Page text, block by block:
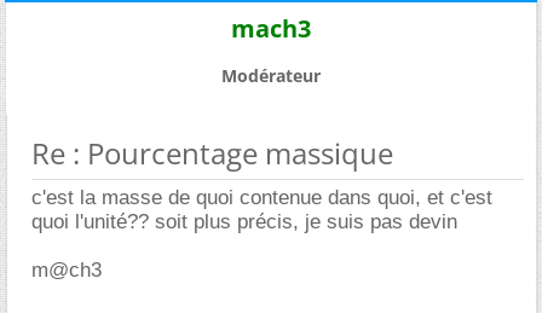
mach3
Modérateur
Re : Pourcentage massique
c'est la masse de quoi contenue dans quoi, et c'est
quoi l'unité?? soit plus précis, je suis pas devin
m@ch3